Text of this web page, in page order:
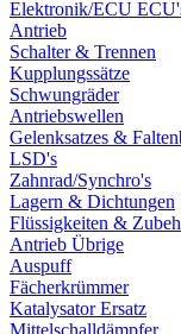
Elektronik/ECU
Antrieb
Schalter & Trennen
Kupplungssätze
Schwungräder
Antriebswellen
Gelenksatzes &
LSD's
Zahnrad/Synchro's
Lagern & Dichtungen
Flüssigkeiten &
Antrieb Übrige
Auspuff
Fächerkrümmer
Katalysator Ersatz
Mittelschalldämpfer